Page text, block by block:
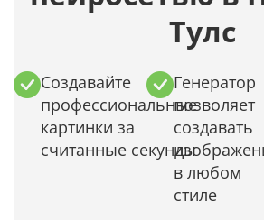
Тулс
Создавайте
профессиональные
картинки за
считанные секунды
Генератор
позволяет
создавать
в любом
стиле